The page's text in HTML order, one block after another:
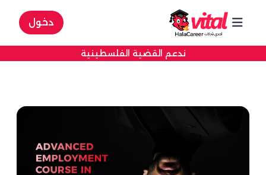
دخول
ندعم القضية الفلسطينية